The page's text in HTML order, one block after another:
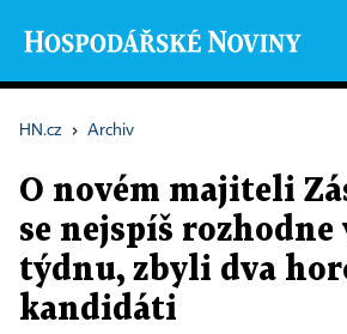
HN.cz › Archiv
O novém majiteli
se nejspíš rozhodne
týdnu, zbyli dva
kandidáti